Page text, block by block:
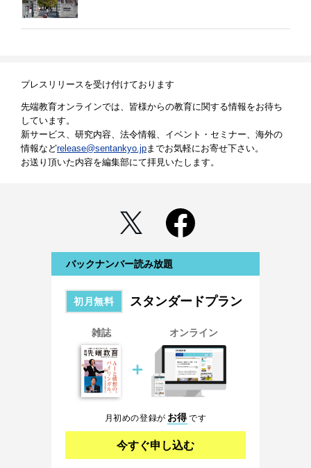
プレスリリースを受け付けております
先端教育オンラインでは、皆様からの教育に関する情報をお待ち
しています。
新サービス、研究内容、法令情報、イベント・セミナー、海外の
情報などrelease@sentankyo.jp までお気軽にお寄せ下さい。
お送り頂いた内容を編集部にて拝見いたします。
バックナンバー読み放題
初月無料 スタンダードプラン
雑誌
＋
オンライン
月初めの登録が お得です
今すぐ申し込む